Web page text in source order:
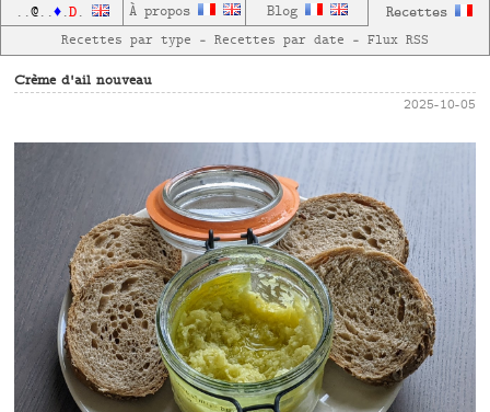
..@..♦.D. À propos Blog Recettes
Recettes par type — Recettes par date — Flux RSS
Crème d'ail nouveau
2025-10-05